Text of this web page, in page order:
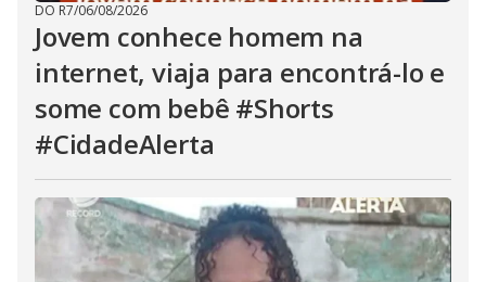
DO R7/06/08/2026
Jovem conhece homem na
internet, viaja para encontrá-lo e
some com bebê #Shorts
#CidadeAlerta